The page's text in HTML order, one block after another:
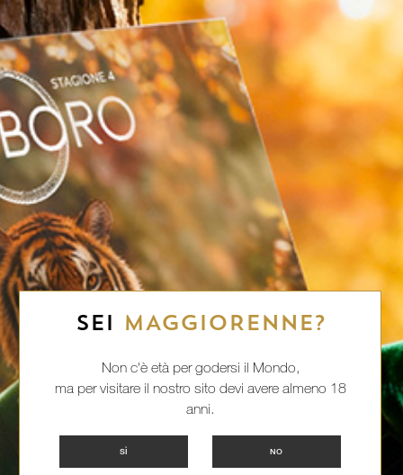
SEI MAGGIORENNE?
Non c'è età per godersi il Mondo,
ma per visitare il nostro sito devi avere almeno 18
anni.
SÌ NO